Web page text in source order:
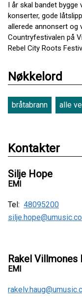
I år skal bandet
konserter, gode
allerede annonsert og
Countryfestivalen på
Rebel City Roots
Nøkkelord
bråtabrann alle
Kontakter
Silje Hope
EMI
Tel: 48095200
Rakel Villmones
EMI